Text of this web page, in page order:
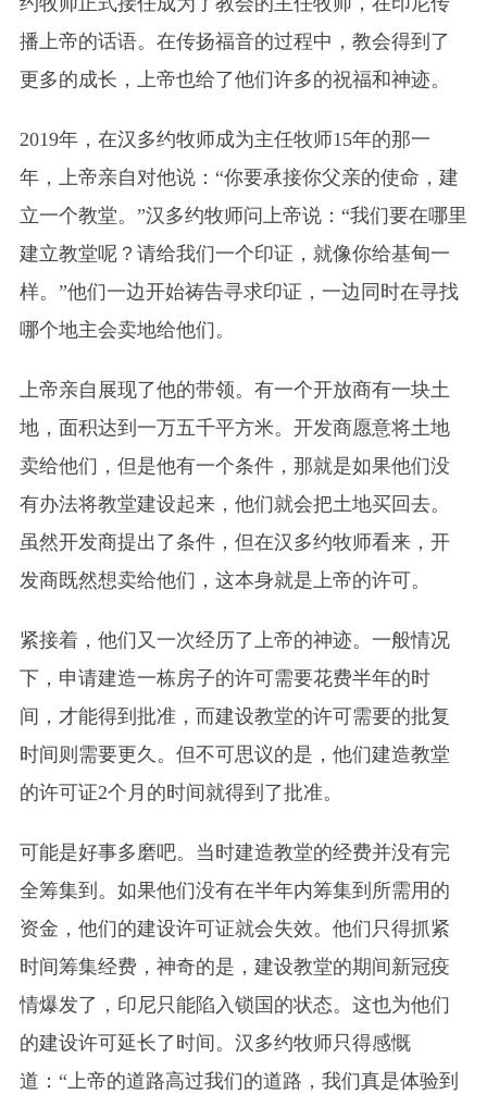
播上帝的话语。在传扬福音的过程中，教会得到了
更多的成长，上帝也给了他们许多的祝福和神迹。
2019年，在汉多约牧师成为主任牧师15年的那一
年，上帝亲自对他说：“你要承接你父亲的使命，建
立一个教堂。”汉多约牧师问上帝说：“我们要在哪里
建立教堂呢？请给我们一个印证，就像你给基甸一
样。”他们一边开始祷告寻求印证，一边同时在寻找
哪个地主会卖地给他们。
上帝亲自展现了他的带领。有一个开放商有一块土
地，面积达到一万五千平方米。开发商愿意将土地
卖给他们，但是他有一个条件，那就是如果他们没
有办法将教堂建设起来，他们就会把土地买回去。
虽然开发商提出了条件，但在汉多约牧师看来，开
发商既然想卖给他们，这本身就是上帝的许可。
紧接着，他们又一次经历了上帝的神迹。一般情况
下，申请建造一栋房子的许可需要花费半年的时
间，才能得到批准，而建设教堂的许可需要的批复
时间则需要更久。但不可思议的是，他们建造教堂
的许可证2个月的时间就得到了批准。
可能是好事多磨吧。当时建造教堂的经费并没有完
全筹集到。如果他们没有在半年内筹集到所需用的
资金，他们的建设许可证就会失效。他们只得抓紧
时间筹集经费，神奇的是，建设教堂的期间新冠疫
情爆发了，印尼只能陷入锁国的状态。这也为他们
的建设许可延长了时间。汉多约牧师只得感慨
道：“上帝的道路高过我们的道路，我们真是体验到